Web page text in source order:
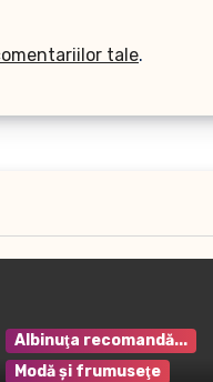
tale.
Albinuţa recomandă...
Modă şi frumuseţe